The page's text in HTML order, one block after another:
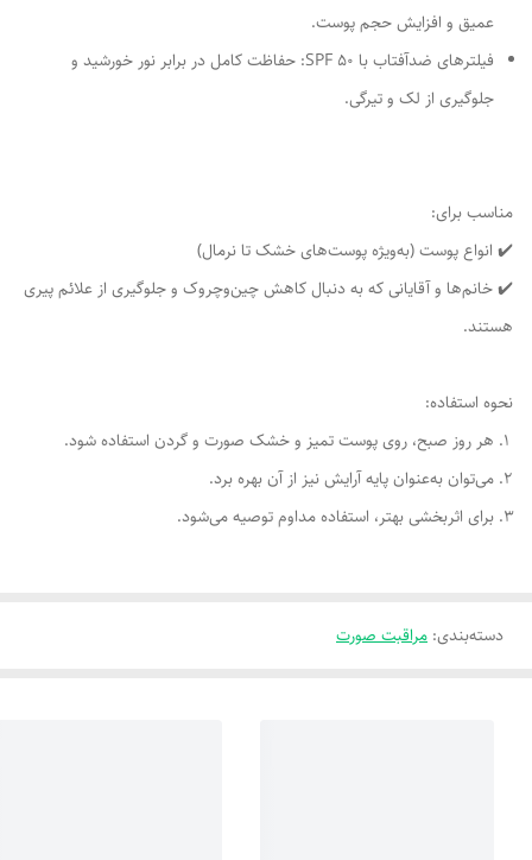
عمیق و افزایش حجم پوست.
فیلترهای ضدآفتاب با SPF 50: حفاظت کامل در برابر نور خورشید و
جلوگیری از لک و تیرگی.
مناسب برای:
✔️ انواع پوست (به‌ویژه پوست‌های خشک تا نرمال)
✔️ خانم‌ها و آقایانی که به دنبال کاهش چین‌وچروک و جلوگیری از علائم پیری
هستند.
نحوه استفاده:
هر روز صبح، روی پوست تمیز و خشک صورت و گردن استفاده شود.
می‌توان به‌عنوان پایه آرایش نیز از آن بهره برد.
برای اثربخشی بهتر، استفاده مداوم توصیه می‌شود.
دسته‌بندی: مراقبت صورت